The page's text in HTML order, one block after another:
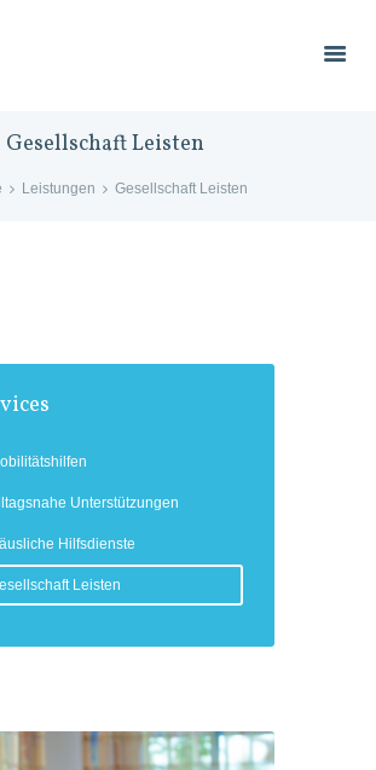
Gesellschaft Leisten
Leistungen Gesellschaft Leisten
Unterstützungen
Hilfsdienste
Leisten